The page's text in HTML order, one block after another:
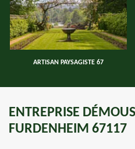
ARTISAN PAYSAGISTE 67
ENTREPRISE
FURDENHEIM 67117